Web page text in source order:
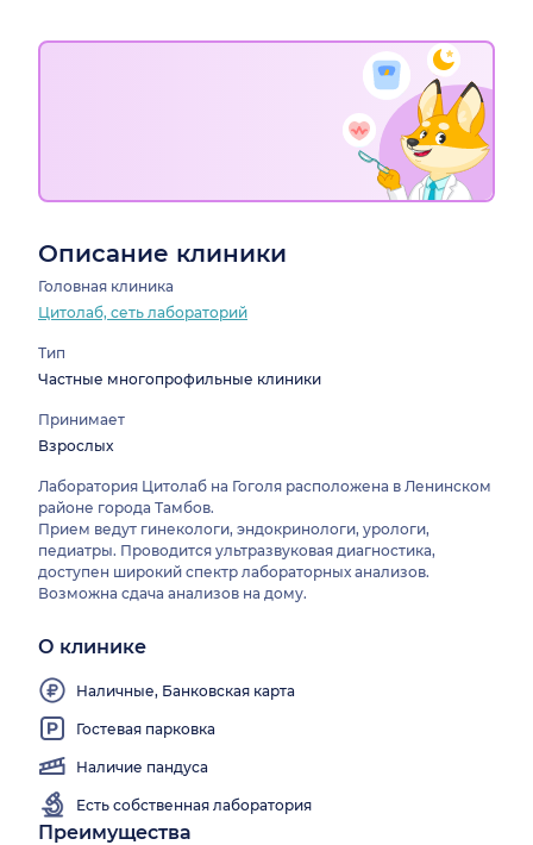
Описание клиники
Головная клиника
Цитолаб, сеть лабораторий
Тип
Частные многопрофильные клиники
Принимает
Взрослых
Лаборатория Цитолаб на Гоголя расположена в Ленинском
районе города Тамбов.
Прием ведут гинекологи, эндокринологи, урологи,
педиатры. Проводится ультразвуковая диагностика,
доступен широкий спектр лабораторных анализов.
Возможна сдача анализов на дому.
О клинике
Наличные, Банковская карта
Гостевая парковка
Наличие пандуса
Есть собственная лаборатория
Преимущества